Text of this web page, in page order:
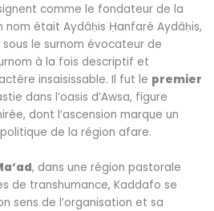
comme le fondateur de la
nom était Aydâḥis Ḥanfaré Aydâḥis,
sous le surnom évocateur de
à la fois descriptif et
insaisissable. Il fut le premier
dans l’oasis d’Awsa, figure
dont l’ascension marque un
de la région afare.
, dans une région pastorale
de transhumance, Kaddafo se
sens de l’organisation et sa